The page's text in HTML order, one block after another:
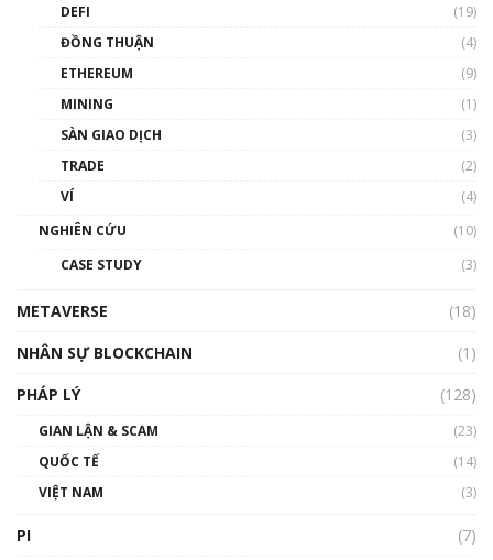
Phổ cập Blockchain
thống & Crypto qua các cuộc chiến | Phổ cập
01:32:59
gió ấm
DEFI
(19)
ĐỒNG THUẬN
(4)
ETHEREUM
(9)
MINING
(1)
SÀN GIAO DỊCH
(3)
TRADE
(2)
VÍ
(4)
NGHIÊN CỨU
(10)
CASE STUDY
(3)
METAVERSE
(18)
NHÂN SỰ BLOCKCHAIN
(1)
PHÁP LÝ
(128)
GIAN LẬN & SCAM
(23)
QUỐC TẾ
(14)
VIỆT NAM
(3)
PI (7)